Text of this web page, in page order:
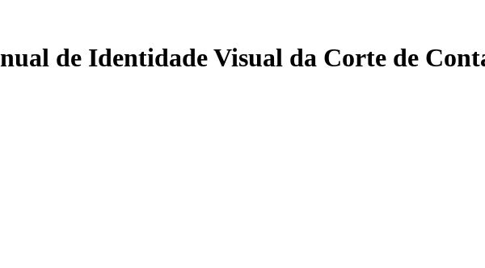
de Identidade Visual da Corte de